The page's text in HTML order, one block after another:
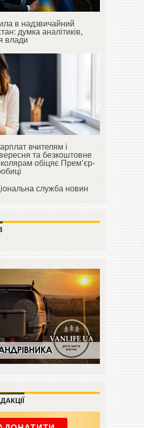
в надзвичайний
думка аналітиків,
влади
вчителям і
та безкоштовне
обіцяє Прем’єр-
служба новин